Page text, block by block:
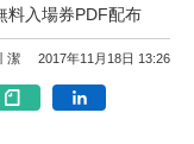
料入場券PDF配布
潔 2017年11月18日 13:26